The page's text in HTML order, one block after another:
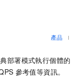
產品
部署模式執行個體的
參考值等資訊。